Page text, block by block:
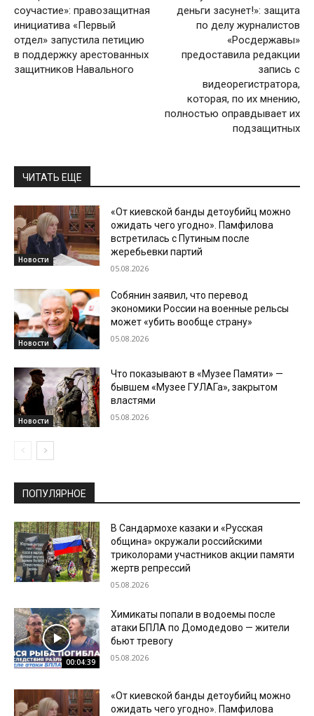
соучастие»: правозащитная
инициатива «Первый
отдел» запустила петицию
в поддержку арестованных
защитников Навального
деньги засунет!»: защита
по делу журналистов
«Росдержавы»
предоставила редакции
запись с
видеорегистратора,
которая, по их мнению,
полностью оправдывает их
подзащитных
ЧИТАТЬ ЕЩЕ
Новости
«От киевской банды детоубийц можно
ожидать чего угодно». Памфилова
встретилась с Путиным после
жеребьевки партий
05.08.2026
Новости
Собянин заявил, что перевод
экономики России на военные рельсы
может «убить вообще страну»
05.08.2026
Новости
Что показывают в «Музее Памяти» —
бывшем «Музее ГУЛАГа», закрытом
властями
05.08.2026
ПОПУЛЯРНОЕ
В Сандармохе казаки и «Русская
община» окружали российскими
триколорами участников акции памяти
жертв репрессий
05.08.2026
00:04:39
Химикаты попали в водоемы после
атаки БПЛА по Домодедово — жители
бьют тревогу
05.08.2026
«От киевской банды детоубийц можно
ожидать чего угодно». Памфилова